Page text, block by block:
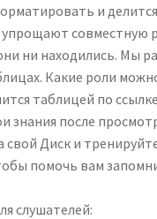
и
совместную
ни находились. Мы
Какие роли
таблицей по
знания после
свой Диск и
помочь вам
слушателей: